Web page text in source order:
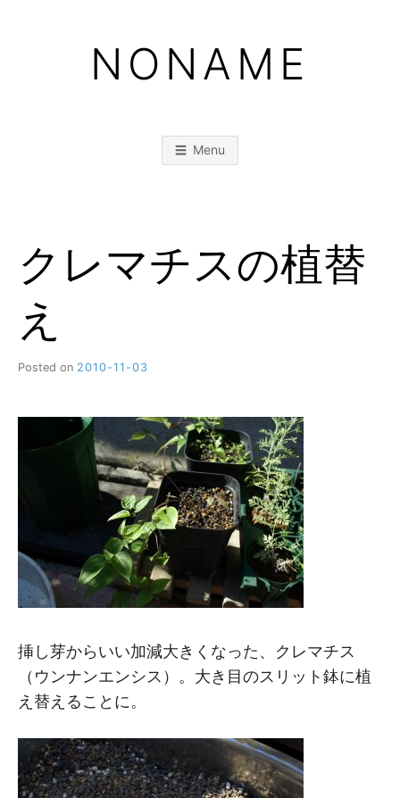
NONAME
Menu
クレマチスの植替
え
Posted on 2010-11-03
M
挿し芽からいい加減大きくなった、クレマチス
（ウンナンエンシス）。大き目のスリット鉢に植
え替えることに。